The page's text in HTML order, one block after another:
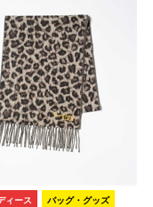
ィース バッグ・グッズ